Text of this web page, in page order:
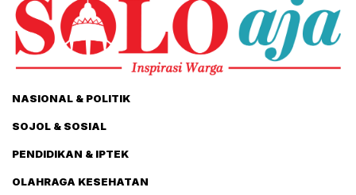
NASIONAL & POLITIK
SOJOL & SOSIAL
PENDIDIKAN & IPTEK
OLAHRAGA KESEHATAN